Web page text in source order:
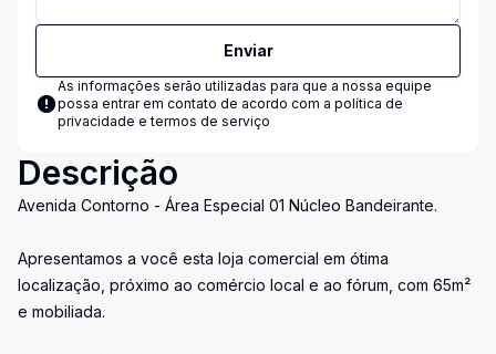
Enviar
As informações serão utilizadas para que a nossa equipe
possa entrar em contato de acordo com a política de
privacidade e termos de serviço
Descrição
Avenida Contorno - Área Especial 01 Núcleo Bandeirante.
Apresentamos a você esta loja comercial em ótima
localização, próximo ao comércio local e ao fórum, com 65m²
e mobiliada.